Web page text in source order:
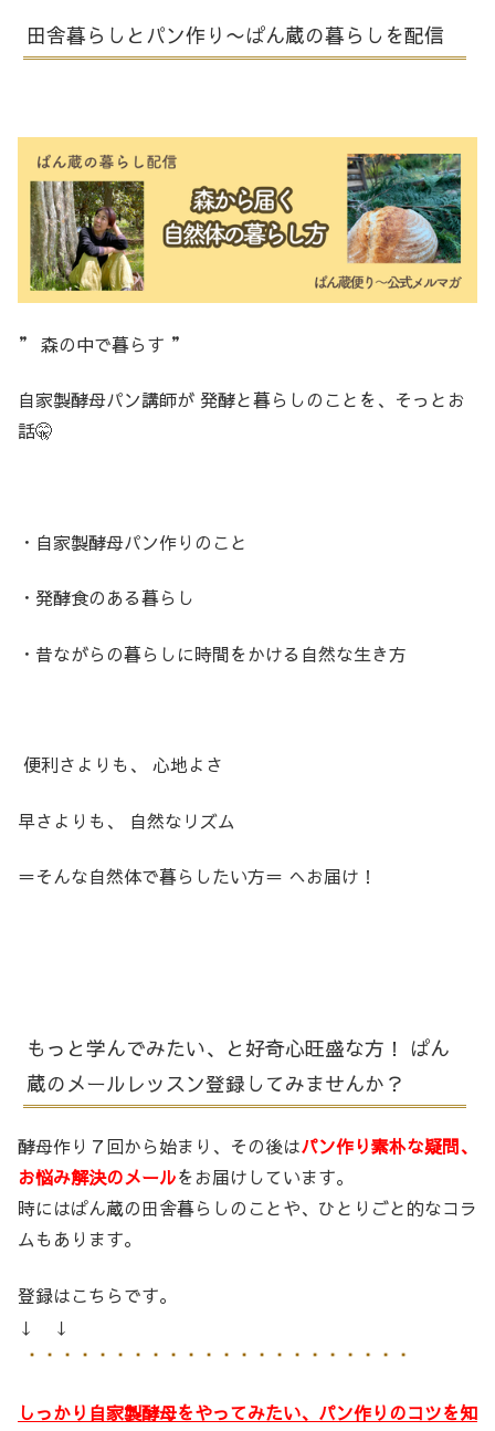
田舎暮らしとパン作り〜ぱん蔵の暮らしを配信
” 森の中で暮らす ”
自家製酵母パン講師が 発酵と暮らしのことを、そっとお
話🤫
・自家製酵母パン作りのこと
・発酵食のある暮らし
・昔ながらの暮らしに時間をかける自然な生き方
便利さよりも、 心地よさ
早さよりも、 自然なリズム
＝そんな自然体で暮らしたい方＝ へお届け！
もっと学んでみたい、と好奇心旺盛な方！ ぱん
蔵のメールレッスン登録してみませんか？
酵母作り７回から始まり、その後はパン作り素朴な疑問、
お悩み解決のメールをお届けしています。
時にはぱん蔵の田舎暮らしのことや、ひとりごと的なコラ
ムもあります。
登録はこちらです。
↓ ↓
しっかり自家製酵母をやってみたい、パン作りのコツを知